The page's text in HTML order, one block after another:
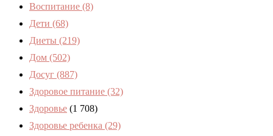
Воспитание (8)
Дети (68)
Диеты (219)
Дом (502)
Досуг (887)
Здоровое питание (32)
Здоровье (1 708)
Здоровье ребенка (29)